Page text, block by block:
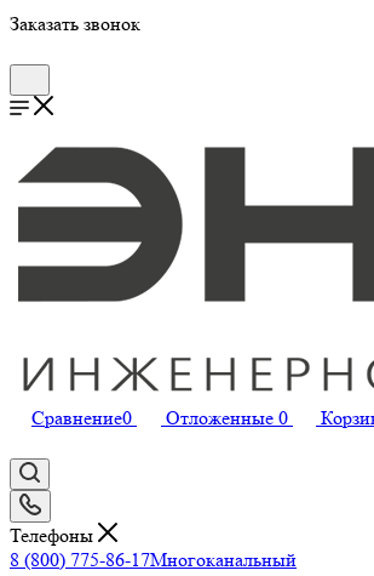
Заказать звонок
Сравнение0 Отложенные 0
Телефоны
8 (800) 775-86-17Многоканальный